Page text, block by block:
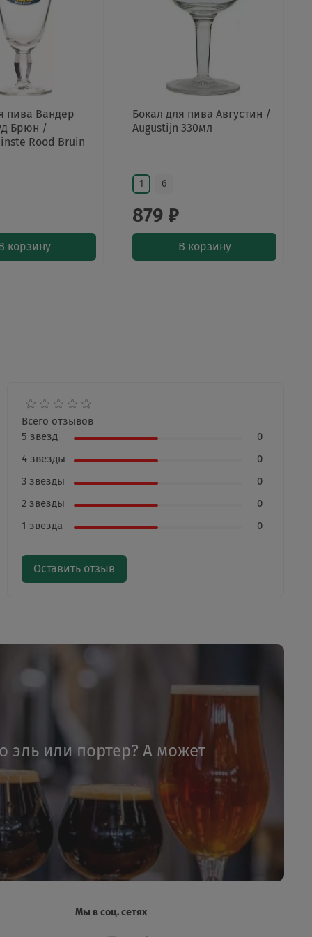
пива Вандер
Брюн /
Rood Bruin
корзину
Бокал для пива Августин /
Augustijn 330мл
1 6
879 ₽
В корзину
Всего отзывов
5 звезд
0
4 звезды
0
3 звезды
0
2 звезды
0
1 звезда
0
Оставить отзыв
эль или портер? А может
Мы в соц. сетях